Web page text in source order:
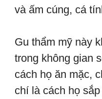
và ấm cúng, cá
Gu thẩm mỹ này
trong không gian
cách họ ăn mặc,
chí là cách họ